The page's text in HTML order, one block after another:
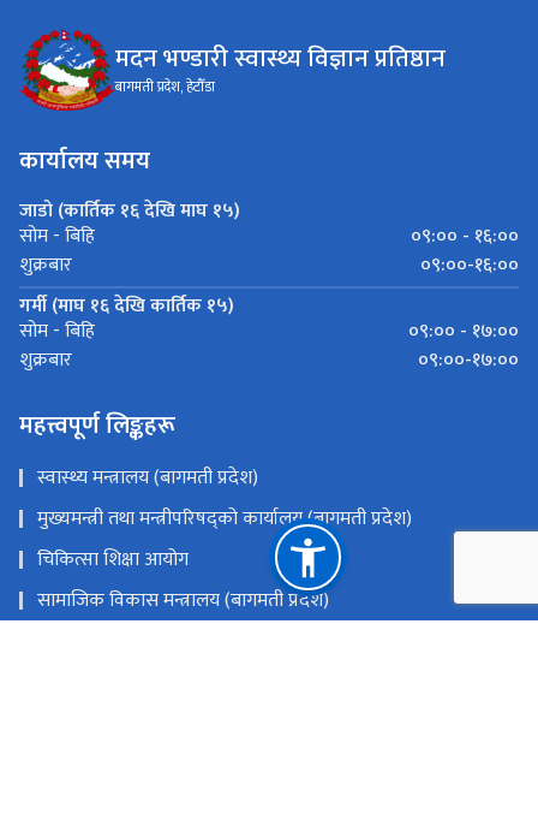
मदन भण्डारी स्वास्थ्य विज्ञान प्रतिष्ठान
बागमती प्रदेश, हेटौँडा
कार्यालय समय
जाडो (कार्तिक १६ देखि माघ १५)
सोम - बिहि
०९:०० - १६:००
शुक्रबार
०९:००-१६:००
गर्मी (माघ १६ देखि कार्तिक १५)
सोम - बिहि
०९:०० - १७:००
शुक्रबार
०९:००-१७:००
महत्त्वपूर्ण लिङ्कहरू
स्वास्थ्य मन्त्रालय (बागमती प्रदेश)
मुख्यमन्त्री तथा मन्त्रीपरिषद्को कार्यालय (बागमती प्रदेश)
चिकित्सा शिक्षा आयोग
सामाजिक विकास मन्त्रालय (बागमती प्रदेश)